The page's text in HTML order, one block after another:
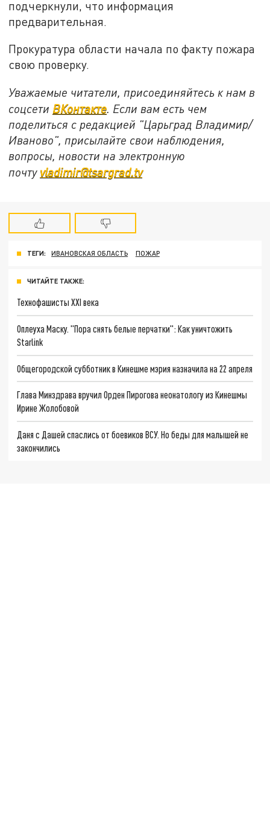
подчеркнули, что информация
предварительная.
Прокуратура области начала по факту пожара
свою проверку.
Уважаемые читатели, присоединяйтесь к нам в
соцсети ВКонтакте. Если вам есть чем
поделиться с редакцией "Царьград Владимир/
Иваново", присылайте свои наблюдения,
вопросы, новости на электронную
почту vladimir@tsargrad.tv
ТЕГИ: ИВАНОВСКАЯ ОБЛАСТЬ ПОЖАР
ЧИТАЙТЕ ТАКЖЕ:
Технофашисты XXI века
Оплеуха Маску. "Пора снять белые перчатки": Как уничтожить
Starlink
Общегородской субботник в Кинешме мэрия назначила на 22 апреля
Глава Минздрава вручил Орден Пирогова неонатологу из Кинешмы
Ирине Жолобовой
Даня с Дашей спаслись от боевиков ВСУ. Но беды для малышей не
закончились